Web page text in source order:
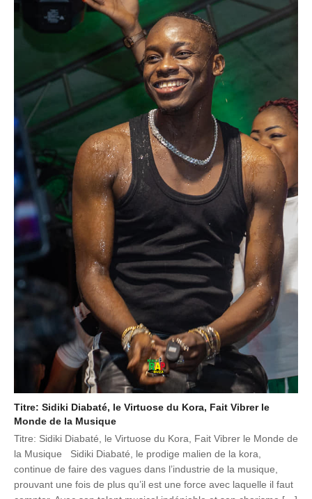
Titre: Sidiki Diabaté, le Virtuose du Kora, Fait Vibrer le
Monde de la Musique
Titre: Sidiki Diabaté, le Virtuose du Kora, Fait Vibrer le Monde de
la Musique Sidiki Diabaté, le prodige malien de la kora,
continue de faire des vagues dans l’industrie de la musique,
prouvant une fois de plus qu’il est une force avec laquelle il faut